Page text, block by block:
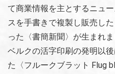
て商業情報を主とするニュ
スを手書きで複製し販売し
った〈書簡新聞〉が生まれ
ベルクの活字印刷の発明以
た〈フルークブラット Flug